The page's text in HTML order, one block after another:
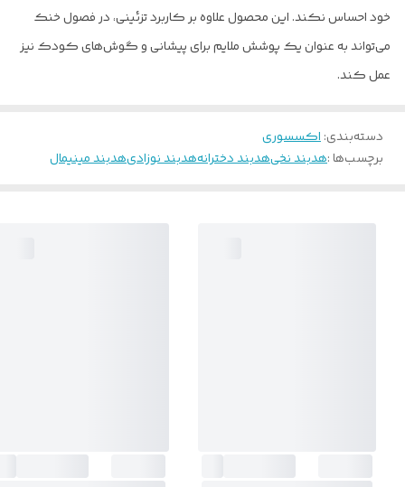
خود احساس نکند. این محصول علاوه بر کاربرد تزئینی، در فصول خنک
می‌تواند به عنوان یک پوشش ملایم برای پیشانی و گوش‌های کودک نیز
عمل کند.
دسته‌بندی:اکسسوری
برچسب‌ها :هدبند نخیهدبند دخترانههدبند نوزادیهدبند مینیمال